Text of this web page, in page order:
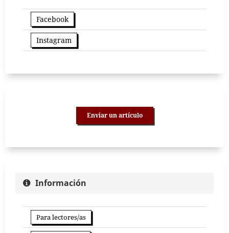
Facebook
Instagram
Enviar un artículo
Información
Para lectores/as